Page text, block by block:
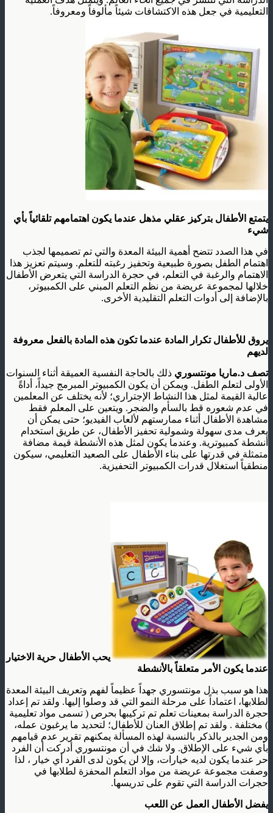
التعليمية في جعل هذه الاكتشافات شيئاً مألوفاً ومعروفاً.
يتمتع الأطفال بتركيز عقلي مذهل عندما يكون اهتمامهم تلقائياً بأي
شيء
في هذا الصدد تتضح أهمية البيئة المعدة والتي تم تصميمها لجذب
اهتمام الطفل بصورة طبيعية وتحفيز رغبته للتعلم. وسيتم تعزيز هذا
الاهتمام والرغبة في التعلم، في حجرة الدراسة التي يتعرض الأطفال
خلالها لمجموعة عريضة من نظم التعلم المبني على الكمبيوتر،
بالإضافة إلى أدوات التعلم التقليدية الأخرى.
يروق للأطفال تكرار المادة عندما تكون هذه المادة بالفعل معروفة
لديهم
تصف د.ماريا مونتسوري ذلك بالحاجة النفسية العميقة أثناء السنوات
الأولى لتعلم الطفل. ويمكن أن يكون الكمبيوتر المبرمج جيداً، أداةً
عالية القيمة لمثل هذا النشاط الإجتراري؛ لأنه يختلف عن المعلمين
في عدم شعوره قط بالسأم والضجر. ويتعين على المعلم فقط
مشاهدة الأطفال أثناء ممارستهم لألعاب الفيديو؛ حتى يمكن أن
يعرف مدى سهولة وشمولية تحفيز الأطفال، عن طريق استخدام
أنشطة كمبيوترية. وعندما يكون لمثل هذه الأنشطة قيمة مضافة
متمثلة في قدرتها على بناء الأطفال على الصعيد التعليمي، سيكون
منطقياً استغلال قدرات الكمبيوتر التحفيزية.
يحب الأطفال حرية الاختيار
عندما يكون الأمر متعلقاً بالأنشطة
هذا هو سبب بذل مونتسوري جهداً عظيماً لفهم وتعريف البيئة المعدة
لطلابها، اعتماداً على مرحلة النمو التي قد وصلوا إليها. ولقد تم إعداد
حجرة الدراسة بمعينات تعلم تم تركيبها بحرص ( تسمى مواد تعليمية
) مختلفة . ولقد تم إطلاق العنان للأطفال؛ لتحديد ما يرغبون عمله،
ومن الجدير بالذكر بالنسبة لهذه المسألة يمكنهم تقرير عدم قيامهم
بأي شيء على الإطلاق. ولا شك في أن مونتسوري أدركت أن الفرد
حر عندما يكون لديه خيارات، وإلا لن يكون لدى الفرد أي خيار ، لذا
وصفت مجموعة عريضة من مواد التعلم المحفزة لطلابها في
حجرات الدراسة التي تقوم على تدريسها.
يفضل الأطفال العمل عن اللعب